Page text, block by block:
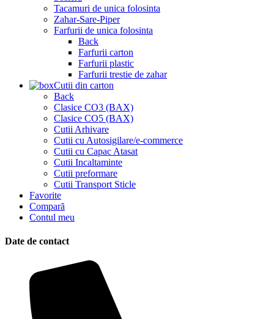
Tacamuri de unica folosinta
Zahar-Sare-Piper
Farfurii de unica folosinta
Back
Farfurii carton
Farfurii plastic
Farfurii trestie de zahar
Cutii din carton
Back
Clasice CO3 (BAX)
Clasice CO5 (BAX)
Cutii Arhivare
Cutii cu Autosigilare/e-commerce
Cutii cu Capac Atasat
Cutii Incaltaminte
Cutii preformare
Cutii Transport Sticle
Favorite
Compară
Contul meu
Date de contact